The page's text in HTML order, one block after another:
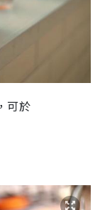
可於